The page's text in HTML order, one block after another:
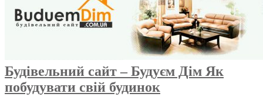
Будівельний сайт – Будуєм Дім Як
побудувати свій будинок